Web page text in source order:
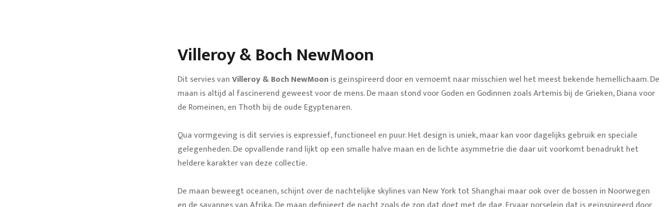
Villeroy & Boch NewMoon
Dit servies vanVilleroy & Boch NewMoonis geïnspireerd door en vernoemt naar misschien wel het meest bekende hemellichaam. De
maan is altijd al fascinerend geweest voor de mens. De maan stond voor Goden en Godinnen zoals Artemis bij de Grieken, Diana voor
de Romeinen, en Thoth bij de oude Egyptenaren.
Qua vormgeving is dit servies is expressief, functioneel en puur. Het design is uniek, maar kan voor dagelijks gebruik en speciale
gelegenheden. De opvallende rand lijkt op een smalle halve maan en de lichte asymmetrie die daar uit voorkomt benadrukt het
heldere karakter van deze collectie.
De maan beweegt oceanen, schijnt over de nachtelijke skylines van New York tot Shanghai maar ook over de bossen in Noorwegen